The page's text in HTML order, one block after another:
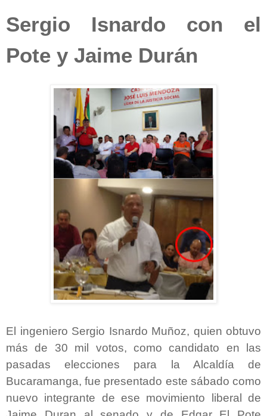
Sergio Isnardo con el
Pote y Jaime Durán
El ingeniero Sergio Isnardo Muñoz, quien obtuvo
más de 30 mil votos, como candidato en las
pasadas elecciones para la Alcaldía de
Bucaramanga, fue presentado este sábado como
nuevo integrante de ese movimiento liberal de